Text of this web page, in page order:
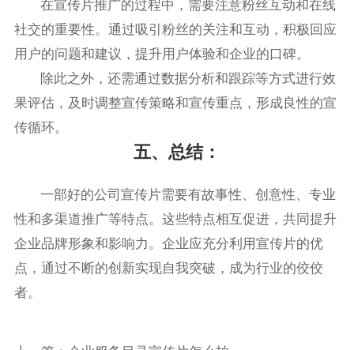
在宣传片推广的过程中，需要注意粉丝互动和在线
社交的重要性。通过吸引粉丝的关注和互动，积极回应
用户的问题和建议，提升用户体验和企业的口碑。
除此之外，还需通过数据分析和跟踪等方式进行效
果评估，及时调整宣传策略和宣传重点，形成良性的宣
传循环。
五、总结：
一部好的公司宣传片需要有故事性、创意性、专业
性和多渠道推广等特点。这些特点相互促进，共同提升
企业品牌形象和影响力。企业应充分利用宣传片的优
点，通过不断的创新实现自我突破，成为行业的佼佼
者。